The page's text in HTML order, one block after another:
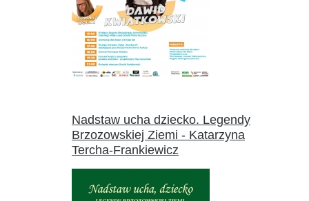
Nadstaw ucha dziecko. Legendy
Brzozowskiej Ziemi - Katarzyna
Tercha-Frankiewicz